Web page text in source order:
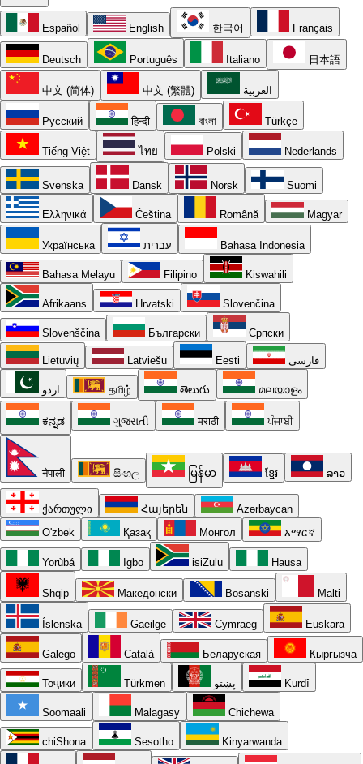
Español English 한국어 Français
Deutsch Português Italiano 日本語
中文 (简体) 中文 (繁體) العربية
Русский हिन्दी বাংলা Türkçe
Tiếng Việt ไทย Polski Nederlands
Svenska Dansk Norsk Suomi
Ελληνικά Čeština Română Magyar
Українська עברית Bahasa Indonesia
Bahasa Melayu Filipino Kiswahili
Afrikaans Hrvatski Slovenčina
Slovenščina Български Српски
Lietuvių Latviešu Eesti فارسی
اردو தமிழ் తెలుగు മലയാളം
ಕನ್ನಡ ગુજરાતી मराठी ਪੰਜਾਬੀ
नेपाली සිංහල မြန်မာ ខ្មែរ ລາວ
ქართული Հայերեն
Azərbaycan
O'zbek
Қазақ Монгол አማርኛ
Yorùbá Igbo isiZulu Hausa
Shqip Македонски Bosanski Malti
Íslenska Gaeilge Cymraeg Euskara
Galego Català Беларуская Кыргызча
Тоҷикӣ Türkmen پښتو Kurdî
Soomaali Malagasy Chichewa
chiShona Sesotho Kinyarwanda